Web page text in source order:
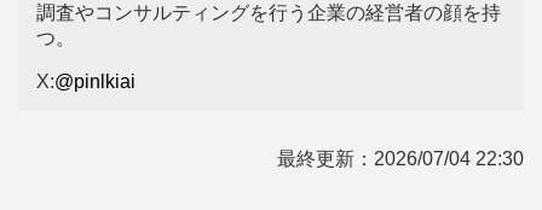
調査やコンサルティングを行う企業の経営者の顔を持
つ。
X:@pinlkiai
最終更新： 2026/07/04 22:30